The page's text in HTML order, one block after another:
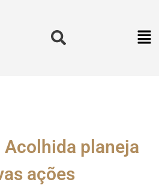
Acolhida planeja
ações